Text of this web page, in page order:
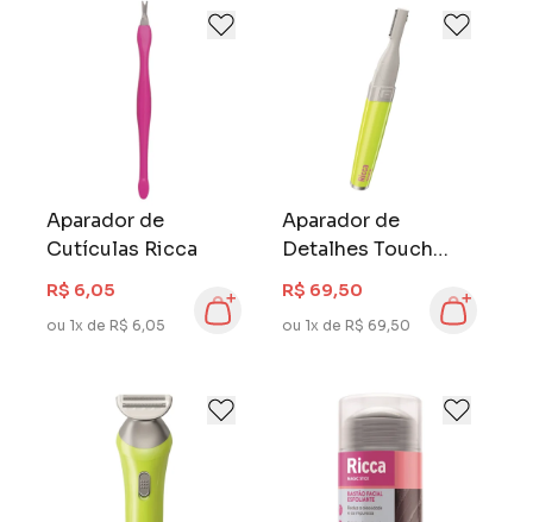
Aparador de
Cutículas Ricca
R$ 6,05
ou 1x de R$ 6,05
Aparador de
Detalhes Touch
Ricca
R$ 69,50
ou 1x de R$ 69,50